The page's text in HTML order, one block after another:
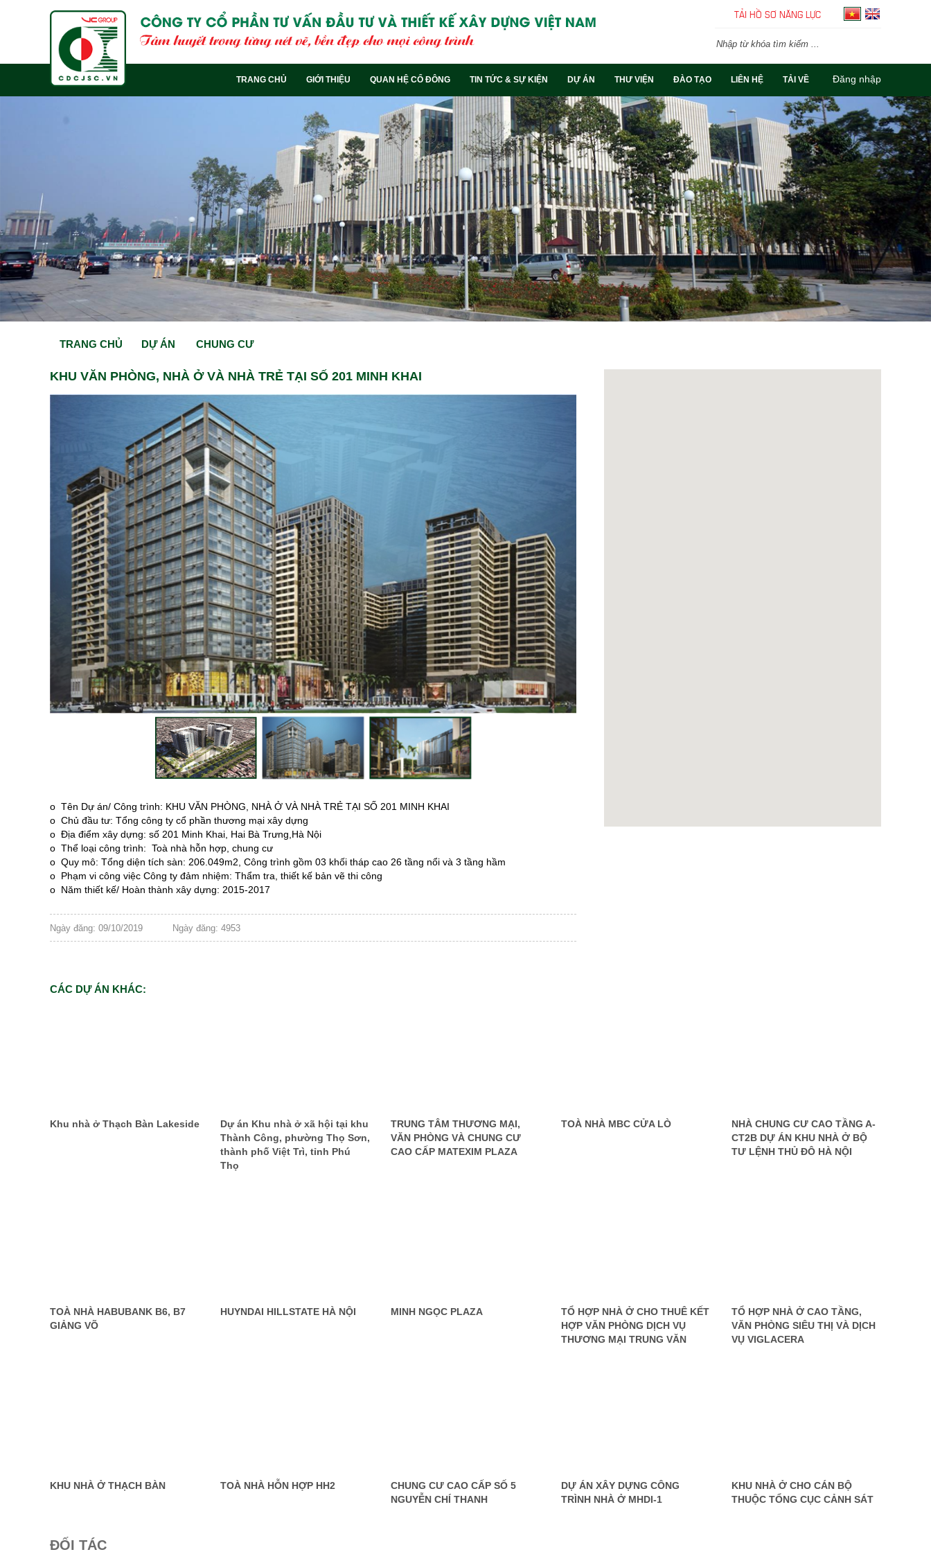
TẢI HỒ SƠ NĂNG LỰC
TRANG CHỦ GIỚI THIỆU QUAN HỆ CỔ ĐÔNG TIN TỨC & SỰ KIỆN DỰ ÁN THƯ VIỆN ĐÀO TẠO LIÊN HỆ TẢI VỀ Đăng nhập
TRANG CHỦ DỰ ÁN CHUNG CƯ
KHU VĂN PHÒNG, NHÀ Ở VÀ NHÀ TRẺ TẠI SỐ 201 MINH KHAI
o Tên Dự án/ Công trình: KHU VĂN PHÒNG, NHÀ Ở VÀ NHÀ TRẺ TẠI SỐ 201 MINH KHAI
o Chủ đầu tư: Tổng công ty cổ phần thương mại xây dựng
o Địa điểm xây dựng: số 201 Minh Khai, Hai Bà Trưng,Hà Nội
o Thể loại công trình: Toà nhà hỗn hợp, chung cư
o Quy mô: Tổng diện tích sàn: 206.049m2, Công trình gồm 03 khối tháp cao 26 tầng nổi và 3 tầng hầm
o Phạm vi công việc Công ty đảm nhiệm: Thẩm tra, thiết kế bản vẽ thi công
o Năm thiết kế/ Hoàn thành xây dựng: 2015-2017
Ngày đăng: 09/10/2019 Ngày đăng: 4953
CÁC DỰ ÁN KHÁC:
Khu nhà ở Thạch Bàn Lakeside
Dự án Khu nhà ở xã hội tại khu
Thành Công, phường Thọ Sơn,
thành phố Việt Trì, tỉnh Phú
Thọ
TRUNG TÂM THƯƠNG MẠI,
VĂN PHÒNG VÀ CHUNG CƯ
CAO CẤP MATEXIM PLAZA
TOÀ NHÀ MBC CỬA LÒ
NHÀ CHUNG CƯ CAO TẦNG A-
CT2B DỰ ÁN KHU NHÀ Ở BỘ
TƯ LỆNH THỦ ĐÔ HÀ NỘI
TOÀ NHÀ HABUBANK B6, B7
GIẢNG VÕ
HUYNDAI HILLSTATE HÀ NỘI MINH NGỌC PLAZA
TỔ HỢP NHÀ Ở CHO THUÊ KẾT
HỢP VĂN PHÒNG DỊCH VỤ
THƯƠNG MẠI TRUNG VĂN
TỔ HỢP NHÀ Ở CAO TẦNG,
VĂN PHÒNG SIÊU THỊ VÀ DỊCH
VỤ VIGLACERA
KHU NHÀ Ở THẠCH BÀN TOÀ NHÀ HỖN HỢP HH2
CHUNG CƯ CAO CẤP SỐ 5
NGUYỄN CHÍ THANH
DỰ ÁN XÂY DỰNG CÔNG
TRÌNH NHÀ Ở MHDI-1
KHU NHÀ Ở CHO CÁN BỘ
THUỘC TỔNG CỤC CẢNH SÁT
ĐỐI TÁC